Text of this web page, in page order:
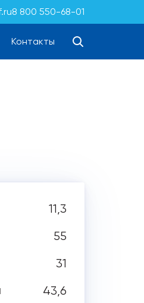
8 800 550-68-01
Контакты
11,3
55
31
43,6